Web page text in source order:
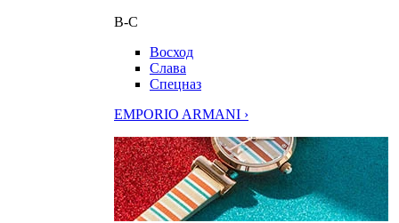
В-С
Восход
Слава
Спецназ
EMPORIO ARMANI ›